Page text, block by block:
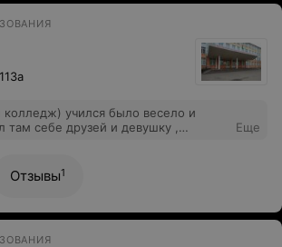
колледж) учился было весело и
там себе друзей и девушку ,
пары не желательно!
Еще
Отзывы1